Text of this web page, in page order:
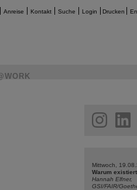
Anreise Kontakt Suche Login Drucken
facebook
Mittwoch,
Warum
Hannah Elfner,
GSI/FAIR/